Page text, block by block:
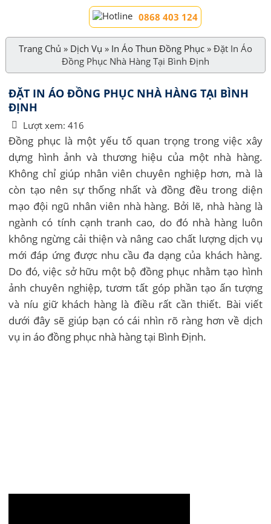
0868 403 124
Trang Chủ » Dịch Vụ » In Áo Thun Đồng Phục» Đặt In Áo
Đồng Phục Nhà Hàng Tại Bình Định
ĐẶT IN ÁO ĐỒNG PHỤC NHÀ HÀNG TẠI BÌNH
ĐỊNH
Lượt xem: 416
Đồng phục là một yếu tố quan trọng trong việc xây
dựng hình ảnh và thương hiệu của một nhà hàng.
Không chỉ giúp nhân viên chuyên nghiệp hơn, mà là
còn tạo nên sự thống nhất và đồng đều trong diện
mạo đội ngũ nhân viên nhà hàng. Bởi lẽ, nhà hàng là
ngành có tính cạnh tranh cao, do đó nhà hàng luôn
không ngừng cải thiện và nâng cao chất lượng dịch vụ
mới đáp ứng được nhu cầu đa dạng của khách hàng.
Do đó, việc sở hữu một bộ đồng phục nhằm tạo hình
ảnh chuyên nghiệp, tươm tất góp phần tạo ấn tượng
và níu giữ khách hàng là điều rất cần thiết. Bài viết
dưới đây sẽ giúp bạn có cái nhìn rõ ràng hơn về dịch
vụ in áo đồng phục nhà hàng tại Bình Định.